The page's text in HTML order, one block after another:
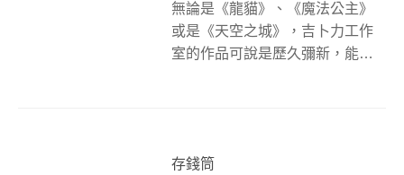
無論是《龍貓》、《魔法公主》
或是《天空之城》，吉卜力工作
室的作品可說是歷久彌新，能夠
現在還是令人津津樂道，忍不住
存錢筒